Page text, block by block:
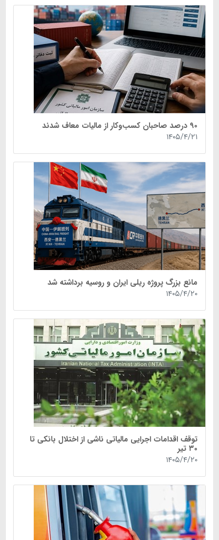
۹۰ درصد صاحبان کسب‌وکار از مالیات معاف شدند
۱۴۰۵/۴/۲۱
مانع بزرگ پروژه ریلی ایران و روسیه برداشته شد
۱۴۰۵/۴/۲۰
توقف اقدامات اجرایی مالیاتی ناشی از اختلال بانکی تا
۳۰ تیر
۱۴۰۵/۴/۲۰